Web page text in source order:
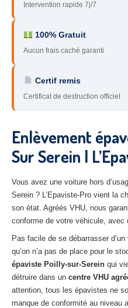
– Yonne
60 – Oise
45 – Loiret
10– Aube
– Aisne
Tousles secteurs
Centre agréé VHU Paris
Centreagréé VHU 77 :
Centre agréé VHU 78 :
Intervention rapide 7j/7
100% Gratuit
Aucun frais caché garanti
Certif remis
Certificat de destruction officiel
Enlèvement
Sur Serein |
Vous avez une voiture hors
Serein ? L’Epaviste-Pro vient la
son état. Agréés VHU, nous
conforme de votre véhicule, avec
Pas facile de se débarrasser
qu’on n’a pas de place pour le
épaviste Poilly-sur-Serein qui
détruire dans un centre VHU
attention, tous les épavistes ne
manque de conformité au niveau